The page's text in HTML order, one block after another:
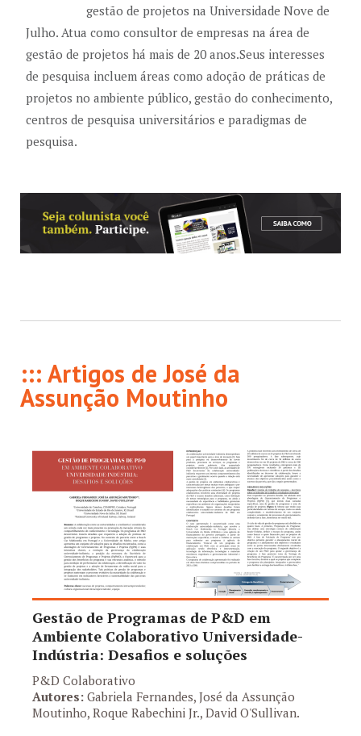
gestão de projetos na Universidade Nove de
Julho. Atua como consultor de empresas na área de
gestão de projetos há mais de 20 anos.Seus interesses
de pesquisa incluem áreas como adoção de práticas de
projetos no ambiente público, gestão do conhecimento,
centros de pesquisa universitários e paradigmas de
pesquisa.
::: Artigos de José da
Assunção Moutinho
Gestão de Programas de P&D em
Ambiente Colaborativo Universidade-
Indústria: Desafios e soluções
P&D Colaborativo
Autores: Gabriela Fernandes, José da Assunção
Moutinho, Roque Rabechini Jr., David O'Sullivan.